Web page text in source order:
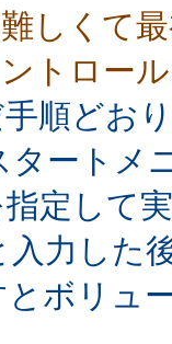
しくて
トロー
手順ど
タートメ
指定し
入力した
とボリュ